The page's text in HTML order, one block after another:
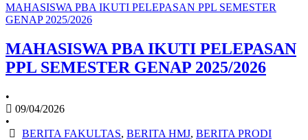
MAHASISWA PBA IKUTI PELEPASAN PPL SEMESTER
GENAP 2025/2026
MAHASISWA PBA IKUTI PELEPASAN
PPL SEMESTER GENAP 2025/2026
•
09/04/2026
•
BERITA FAKULTAS, BERITA HMJ, BERITA PRODI